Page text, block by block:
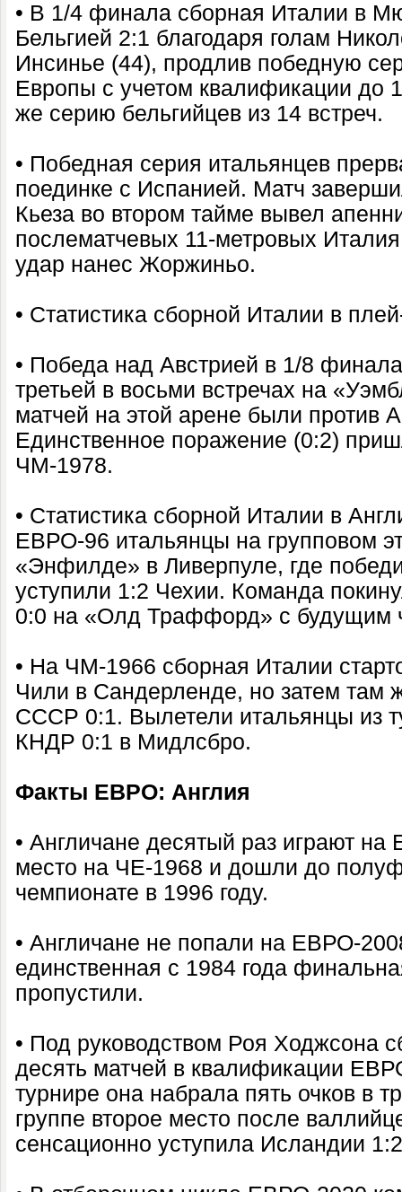
• В 1/4 финала сборная Италии в
Бельгией 2:1 благодаря голам
Инсинье (44), продлив победную
Европы с учетом квалификации до
же серию бельгийцев из 14 встреч.
• Победная серия итальянцев
поединке с Испанией. Матч
Кьеза во втором тайме вывел
послематчевых 11-метровых
удар нанес Жоржиньо.
• Статистика сборной Италии в
• Победа над Австрией в 1/8
третьей в восьми встречах на
матчей на этой арене были против
Единственное поражение (0:2)
ЧМ-1978.
• Статистика сборной Италии в
ЕВРО-96 итальянцы на групповом
«Энфилде» в Ливерпуле, где
уступили 1:2 Чехии. Команда
0:0 на «Олд Траффорд» с будущим
• На ЧМ-1966 сборная Италии
Чили в Сандерленде, но затем там
СССР 0:1. Вылетели итальянцы из
КНДР 0:1 в Мидлсбро.
Факты ЕВРО: Англия
• Англичане десятый раз играют
место на ЧЕ-1968 и дошли до
чемпионате в 1996 году.
• Англичане не попали на ЕВРО-
единственная с 1984 года
пропустили.
• Под руководством Роя Ходжсона
десять матчей в квалификации
турнире она набрала пять очков в
группе второе место после
сенсационно уступила Исландии